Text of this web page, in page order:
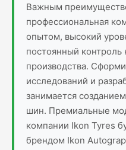
Важным
профессиональная
опытом, высокий
постоянный контроль
производства.
исследований и
занимается
шин. Премиальные
компании Ikon Tyres
брендом Ikon